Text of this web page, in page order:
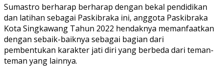
Sumastro berharap berharap dengan bekal pendidikan
dan latihan sebagai Paskibraka ini, anggota Paskibraka
Kota Singkawang Tahun 2022 hendaknya memanfaatkan
dengan sebaik-baiknya sebagai bagian dari
pembentukan karakter jati diri yang berbeda dari teman-
teman yang lainnya.